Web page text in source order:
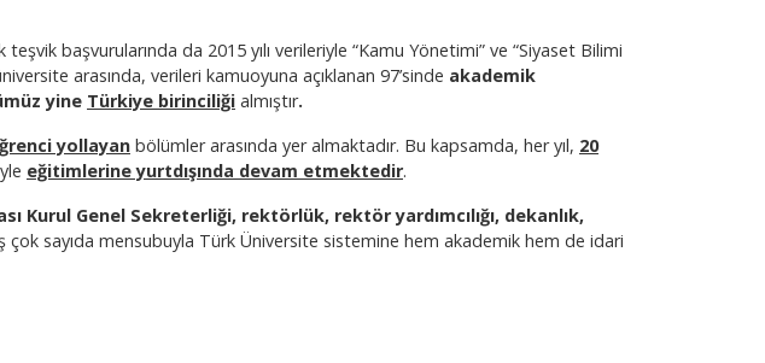
başvurularında da 2015 yılı verileriyle “Kamu Yönetimi” ve “Siyaset Bilimi
arasında, verileri kamuoyuna açıklanan 97’sinde akademik
yine Türkiye birinciliği almıştır.
yollayan bölümler arasında yer almaktadır. Bu kapsamda, her yıl, 20
eğitimlerine yurtdışında devam etmektedir.
Kurul Genel Sekreterliği, rektörlük, rektör yardımcılığı, dekanlık,
sayıda mensubuyla Türk Üniversite sistemine hem akademik hem de idari